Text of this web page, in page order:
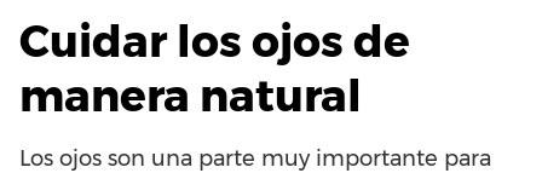
Cuidar los ojos de
manera natural
Los ojos son una parte muy importante para